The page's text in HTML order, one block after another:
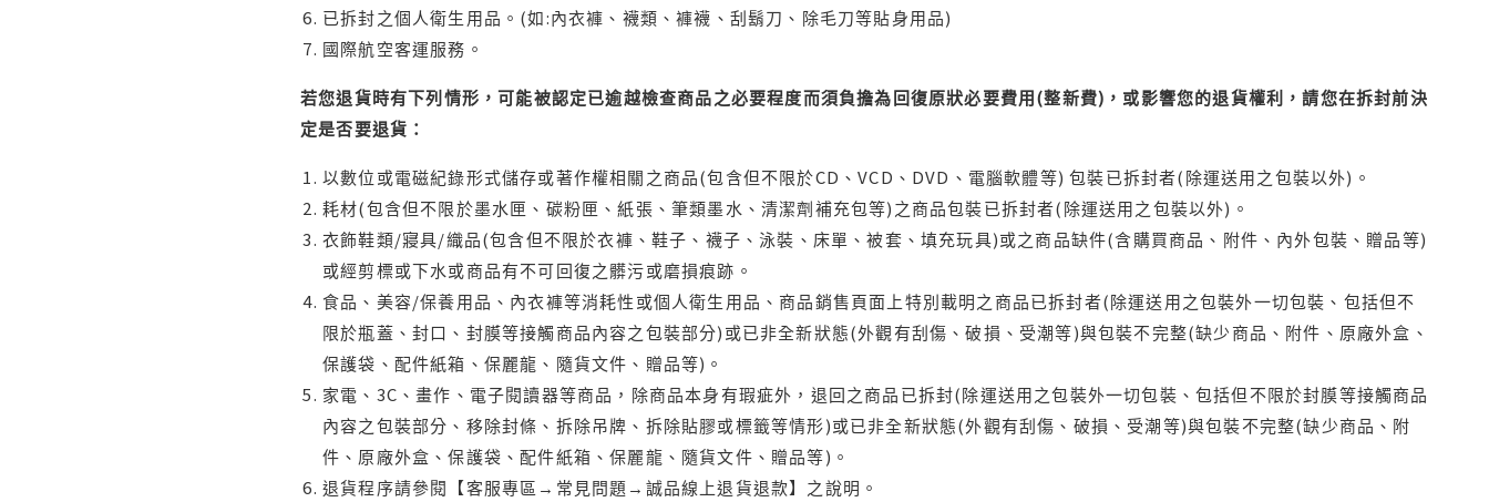
已拆封之個人衛生用品。(如:內衣褲、襪類、褲襪、刮鬍刀、除毛刀等貼身用品)
國際航空客運服務。
若您退貨時有下列情形，可能被認定已逾越檢查商品之必要程度而須負擔為回復原狀必要費用(整新費)，或影響您的退貨權利，請您在拆封前決
定是否要退貨：
以數位或電磁紀錄形式儲存或著作權相關之商品(包含但不限於CD、VCD、DVD、電腦軟體等) 包裝已拆封者(除運送用之包裝以外)。
耗材(包含但不限於墨水匣、碳粉匣、紙張、筆類墨水、清潔劑補充包等)之商品包裝已拆封者(除運送用之包裝以外)。
衣飾鞋類/寢具/織品(包含但不限於衣褲、鞋子、襪子、泳裝、床單、被套、填充玩具)或之商品缺件(含購買商品、附件、內外包裝、贈品等)
或經剪標或下水或商品有不可回復之髒污或磨損痕跡。
食品、美容/保養用品、內衣褲等消耗性或個人衛生用品、商品銷售頁面上特別載明之商品已拆封者(除運送用之包裝外一切包裝、包括但不
限於瓶蓋、封口、封膜等接觸商品內容之包裝部分)或已非全新狀態(外觀有刮傷、破損、受潮等)與包裝不完整(缺少商品、附件、原廠外盒、
保護袋、配件紙箱、保麗龍、隨貨文件、贈品等)。
家電、3C、畫作、電子閱讀器等商品，除商品本身有瑕疵外，退回之商品已拆封(除運送用之包裝外一切包裝、包括但不限於封膜等接觸商品
內容之包裝部分、移除封條、拆除吊牌、拆除貼膠或標籤等情形)或已非全新狀態(外觀有刮傷、破損、受潮等)與包裝不完整(缺少商品、附
件、原廠外盒、保護袋、配件紙箱、保麗龍、隨貨文件、贈品等)。
退貨程序請參閱【客服專區→常見問題→誠品線上退貨退款】之說明。